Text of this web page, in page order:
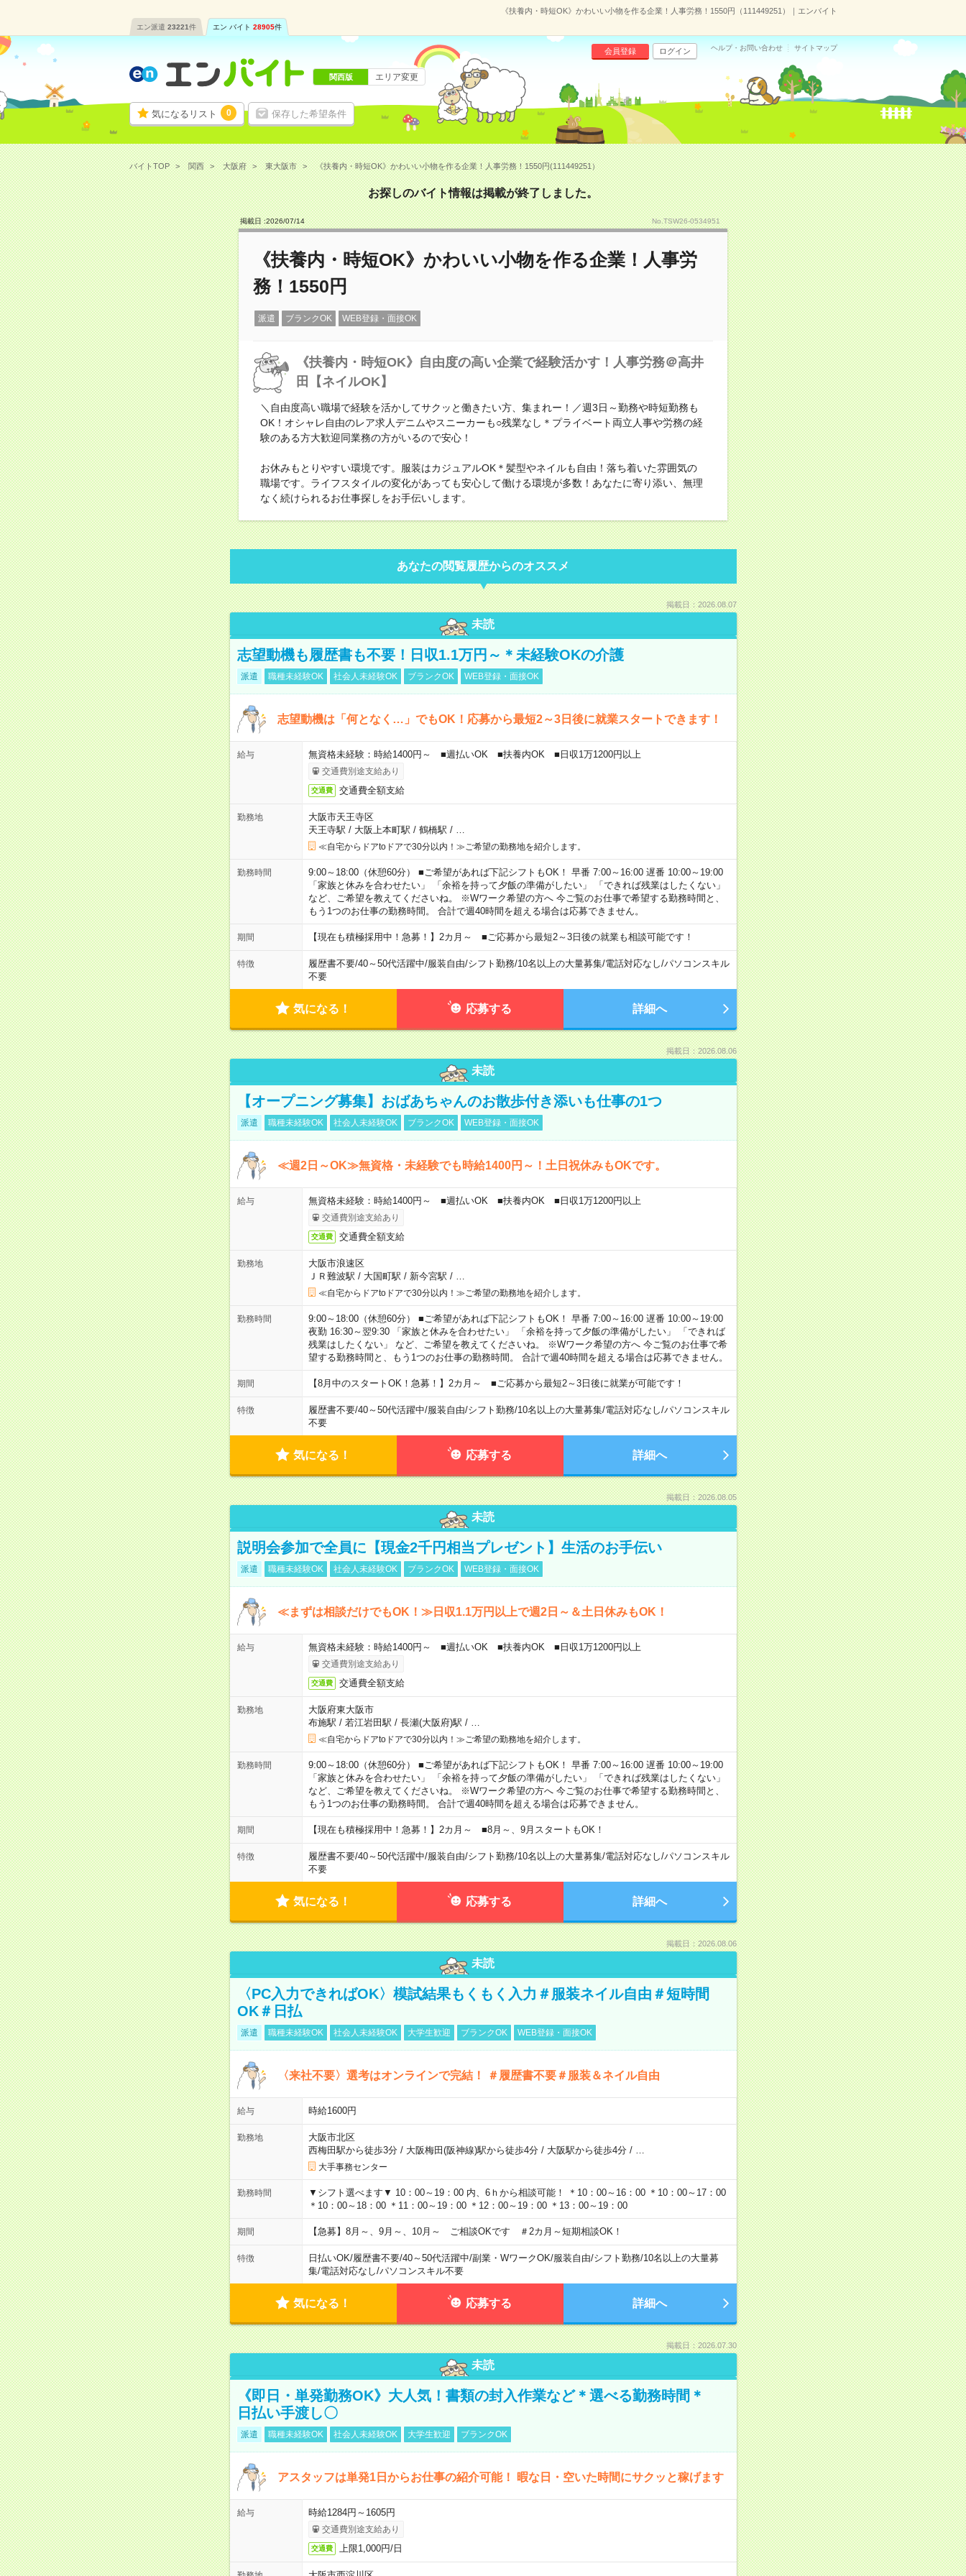
《扶養内・時短OK》かわいい小物を作る企業！人事労務！1550円（111449251）｜エンバイト
エン派遣 23221件 エン バイト 28905件
気になるリスト 0 保存した希望条件
会員登録 ログイン ヘルプ・お問い合わせ サイトマップ
関西版 エリア変更
バイトTOP 関西 大阪府 東大阪市 《扶養内・時短OK》かわいい小物を作る企業！人事労務！1550円(111449251）
お探しのバイト情報は掲載が終了しました。
掲載日 :2026/07/14 No.TSW26-0534951
《扶養内・時短OK》かわいい小物を作る企業！人事労
務！1550円
派遣 ブランクOK WEB登録・面接OK
《扶養内・時短OK》自由度の高い企業で経験活かす！人事労務＠高井
田【ネイルOK】
＼自由度高い職場で経験を活かしてサクッと働きたい方、集まれー！／週3日～勤務や時短勤務も
OK！オシャレ自由のレア求人デニムやスニーカーも○残業なし＊プライベート両立人事や労務の経
験のある方大歓迎同業務の方がいるので安心！
お休みもとりやすい環境です。服装はカジュアルOK＊髪型やネイルも自由！落ち着いた雰囲気の
職場です。ライフスタイルの変化があっても安心して働ける環境が多数！あなたに寄り添い、無理
なく続けられるお仕事探しをお手伝いします。
あなたの閲覧履歴からのオススメ
掲載日：2026.08.07
未読
志望動機も履歴書も不要！日収1.1万円～＊未経験OKの介護
派遣 職種未経験OK 社会人未経験OK ブランクOK WEB登録・面接OK
志望動機は「何となく…」でもOK！応募から最短2～3日後に就業スタートできます！
給与 無資格未経験：時給1400円～ ■週払いOK ■扶養内OK ■日収1万1200円以上
交通費別途支給あり
交通費 交通費全額支給
勤務地
大阪市天王寺区
天王寺駅 / 大阪上本町駅 / 鶴橋駅 /
≪自宅からドアtoドアで30分以内！≫ご希望の勤務地を紹介します。
勤務時間
9:00～18:00（休憩60分） ■ご希望があれば下記シフトもOK！ 早番 7:00～16:00 遅番 10:00～19:00
「家族と休みを合わせたい」 「余裕を持って夕飯の準備がしたい」 「できれば残業はしたくない」
など、ご希望を教えてくださいね。 ※Wワーク希望の方へ 今ご覧のお仕事で希望する勤務時間と、
もう1つのお仕事の勤務時間。 合計で週40時間を超える場合は応募できません。
期間 【現在も積極採用中！急募！】2カ月～ ■ご応募から最短2～3日後の就業も相談可能です！
特徴 履歴書不要/40～50代活躍中/服装自由/シフト勤務/10名以上の大量募集/電話対応なし/パソコンスキル
不要
気になる！ 応募する 詳細へ
掲載日：2026.08.06
未読
【オープニング募集】おばあちゃんのお散歩付き添いも仕事の1つ
派遣 職種未経験OK 社会人未経験OK ブランクOK WEB登録・面接OK
≪週2日～OK≫無資格・未経験でも時給1400円～！土日祝休みもOKです。
給与 無資格未経験：時給1400円～ ■週払いOK ■扶養内OK ■日収1万1200円以上
交通費別途支給あり
交通費 交通費全額支給
勤務地
大阪市浪速区
ＪＲ難波駅 / 大国町駅 / 新今宮駅 /
≪自宅からドアtoドアで30分以内！≫ご希望の勤務地を紹介します。
勤務時間
9:00～18:00（休憩60分） ■ご希望があれば下記シフトもOK！ 早番 7:00～16:00 遅番 10:00～19:00
夜勤 16:30～翌9:30 「家族と休みを合わせたい」 「余裕を持って夕飯の準備がしたい」 「できれば
残業はしたくない」 など、ご希望を教えてくださいね。 ※Wワーク希望の方へ 今ご覧のお仕事で希
望する勤務時間と、もう1つのお仕事の勤務時間。 合計で週40時間を超える場合は応募できません。
期間 【8月中のスタートOK！急募！】2カ月～ ■ご応募から最短2～3日後に就業が可能です！
特徴 履歴書不要/40～50代活躍中/服装自由/シフト勤務/10名以上の大量募集/電話対応なし/パソコンスキル
不要
気になる！ 応募する 詳細へ
掲載日：2026.08.05
未読
説明会参加で全員に【現金2千円相当プレゼント】生活のお手伝い
派遣 職種未経験OK 社会人未経験OK ブランクOK WEB登録・面接OK
≪まずは相談だけでもOK！≫日収1.1万円以上で週2日～＆土日休みもOK！
給与 無資格未経験：時給1400円～ ■週払いOK ■扶養内OK ■日収1万1200円以上
交通費別途支給あり
交通費 交通費全額支給
勤務地
大阪府東大阪市
布施駅 / 若江岩田駅 / 長瀬(大阪府)駅 /
≪自宅からドアtoドアで30分以内！≫ご希望の勤務地を紹介します。
勤務時間
9:00～18:00（休憩60分） ■ご希望があれば下記シフトもOK！ 早番 7:00～16:00 遅番 10:00～19:00
「家族と休みを合わせたい」 「余裕を持って夕飯の準備がしたい」 「できれば残業はしたくない」
など、ご希望を教えてくださいね。 ※Wワーク希望の方へ 今ご覧のお仕事で希望する勤務時間と、
もう1つのお仕事の勤務時間。 合計で週40時間を超える場合は応募できません。
期間 【現在も積極採用中！急募！】2カ月～ ■8月～、9月スタートもOK！
特徴 履歴書不要/40～50代活躍中/服装自由/シフト勤務/10名以上の大量募集/電話対応なし/パソコンスキル
不要
気になる！ 応募する 詳細へ
掲載日：2026.08.06
未読
〈PC入力できればOK〉模試結果もくもく入力＃服装ネイル自由＃短時間
OK＃日払
派遣 職種未経験OK 社会人未経験OK 大学生歓迎 ブランクOK WEB登録・面接OK
〈来社不要〉選考はオンラインで完結！ ＃履歴書不要＃服装＆ネイル自由
給与 時給1600円
勤務地
大阪市北区
西梅田駅から徒歩3分/ 大阪梅田(阪神線)駅から徒歩4分/ 大阪駅から徒歩4分/
大手事務センター
勤務時間
▼シフト選べます▼ 10：00～19：00 内、6ｈから相談可能！ ＊10：00～16：00 ＊10：00～17：00
＊10：00～18：00 ＊11：00～19：00 ＊12：00～19：00 ＊13：00～19：00
期間 【急募】8月～、9月～、10月～ ご相談OKです ＃2カ月～短期相談OK！
特徴 日払いOK/履歴書不要/40～50代活躍中/副業・WワークOK/服装自由/シフト勤務/10名以上の大量募
集/電話対応なし/パソコンスキル不要
気になる！ 応募する 詳細へ
掲載日：2026.07.30
未読
《即日・単発勤務OK》大人気！書類の封入作業など＊選べる勤務時間＊
日払い手渡し〇
派遣 職種未経験OK 社会人未経験OK 大学生歓迎 ブランクOK
アスタッフは単発1日からお仕事の紹介可能！ 暇な日・空いた時間にサクッと稼げます
給与 時給1284円～1605円
交通費別途支給あり
交通費 上限1,000円/日